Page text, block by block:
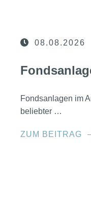
08.08.2026
Fondsanlagen im
beliebter …
ZUM BEITRAG